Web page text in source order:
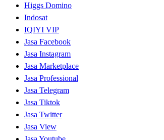
Higgs Domino
Indosat
IQIYI VIP
Jasa Facebook
Jasa Instagram
Jasa Marketplace
Jasa Professional
Jasa Telegram
Jasa Tiktok
Jasa Twitter
Jasa View